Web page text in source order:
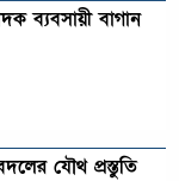
ব্যবসায়ী বাগান
যৌথ প্রস্তুতি